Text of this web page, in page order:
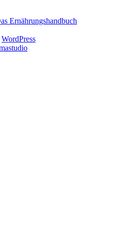
Ernährungshandbuch
WordPress